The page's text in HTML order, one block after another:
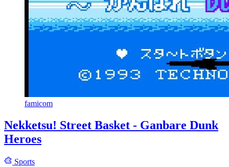
famicom
Nekketsu! Street Basket - Ganbare Dunk
Heroes
Sports